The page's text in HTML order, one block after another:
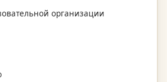
организации